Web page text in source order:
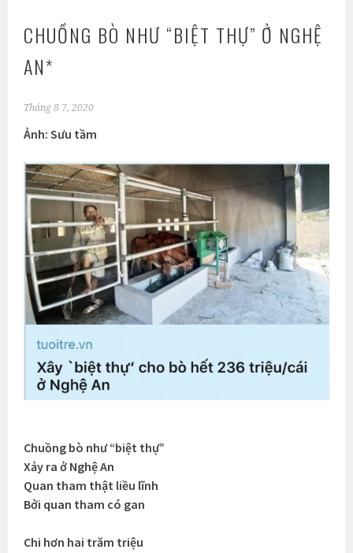
CHUỒNG BÒ NHƯ “BIỆT THỰ” Ở NGHỆ
AN*
Tháng 8 7, 2020
Ảnh: Sưu tầm
Chuồng bò như “biệt thự”
Xảy ra ở Nghệ An
Quan tham thật liều lĩnh
Bởi quan tham có gan
Chi hơn hai trăm triệu